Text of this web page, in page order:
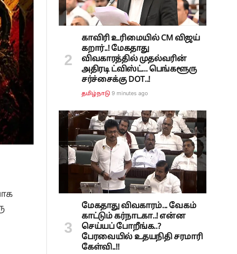
காவிரி உரிமையில் CM விஜய்
கறார்..! மேகதாது
விவகாரத்தில் முதல்வரின்
அதிரடி ட்விஸ்ட்... பெங்களூரு
சர்ச்சைக்கு DOT..!
தமிழ்நாடு 9 minutes ago
மேகதாது விவகாரம்... வேகம்
காட்டும் கர்நாடகா..! என்ன
செய்யப் போறீங்க..?
பேரவையில் உதயநிதி சரமாரி
கேள்வி..!!